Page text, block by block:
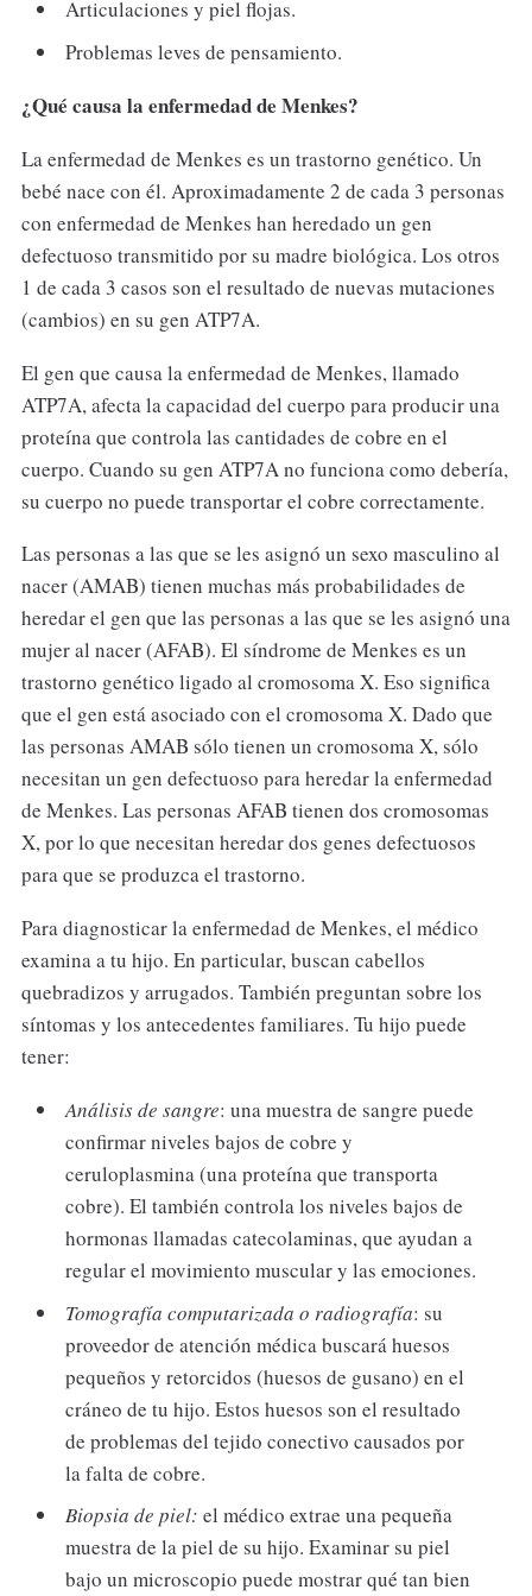
Articulaciones y piel flojas.
Problemas leves de pensamiento.
¿Qué causa la enfermedad de Menkes?
La enfermedad de Menkes es un trastorno genético. Un
bebé nace con él. Aproximadamente 2 de cada 3 personas
con enfermedad de Menkes han heredado un gen
defectuoso transmitido por su madre biológica. Los otros
1 de cada 3 casos son el resultado de nuevas mutaciones
(cambios) en su gen ATP7A.
El gen que causa la enfermedad de Menkes, llamado
ATP7A, afecta la capacidad del cuerpo para producir una
proteína que controla las cantidades de cobre en el
cuerpo. Cuando su gen ATP7A no funciona como debería,
su cuerpo no puede transportar el cobre correctamente.
Las personas a las que se les asignó un sexo masculino al
nacer (AMAB) tienen muchas más probabilidades de
heredar el gen que las personas a las que se les asignó una
mujer al nacer (AFAB). El síndrome de Menkes es un
trastorno genético ligado al cromosoma X. Eso significa
que el gen está asociado con el cromosoma X. Dado que
las personas AMAB sólo tienen un cromosoma X, sólo
necesitan un gen defectuoso para heredar la enfermedad
de Menkes. Las personas AFAB tienen dos cromosomas
X, por lo que necesitan heredar dos genes defectuosos
para que se produzca el trastorno.
Para diagnosticar la enfermedad de Menkes, el médico
examina a tu hijo. En particular, buscan cabellos
quebradizos y arrugados. También preguntan sobre los
síntomas y los antecedentes familiares. Tu hijo puede
tener:
Análisis de sangre: una muestra de sangre puede
confirmar niveles bajos de cobre y
ceruloplasmina (una proteína que transporta
cobre). El también controla los niveles bajos de
hormonas llamadas catecolaminas, que ayudan a
regular el movimiento muscular y las emociones.
Tomografía computarizada o radiografía: su
proveedor de atención médica buscará huesos
pequeños y retorcidos (huesos de gusano) en el
cráneo de tu hijo. Estos huesos son el resultado
de problemas del tejido conectivo causados ​​por
la falta de cobre.
Biopsia de piel: el médico extrae una pequeña
muestra de la piel de su hijo. Examinar su piel
bajo un microscopio puede mostrar qué tan bien